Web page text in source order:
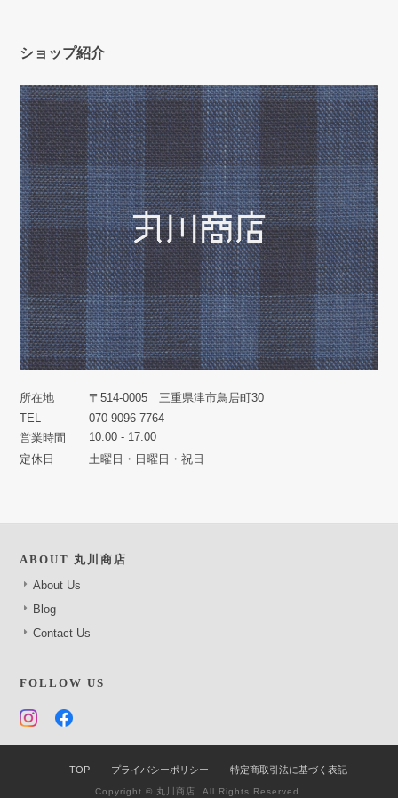
ショップ紹介
所在地
〒514-0005 三重県津市鳥居町30
TEL
070-9096-7764
営業時間
10:00 - 17:00
定休日
土曜日・日曜日・祝日
ABOUT 丸川商店
About Us
Blog
Contact Us
FOLLOW US
TOP プライバシーポリシー 特定商取引法に基づく表記
Copyright © 丸川商店. All Rights Reserved.